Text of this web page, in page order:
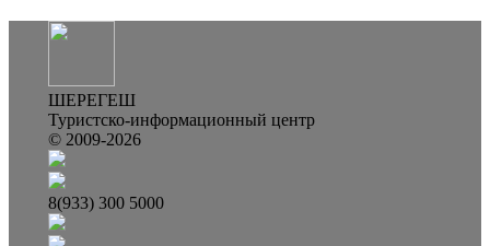
ШЕРЕГЕШ
Туристско-информационный центр
© 2009-2026
8(933) 300 5000